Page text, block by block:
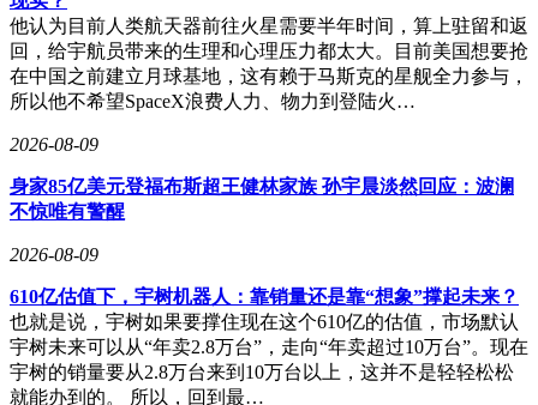
续纠纷概率。对于补偿方案等关键文件，建议交由法律顾问或
专业机构审核，确保程序合法、条款严谨。
某制造业企业的实践提供了可借鉴的案例。该企业因国际订单
减少，生产线闲置率超60%，需与20余名员工协商终止合同。
程留痕化、方案个性化”策略，在15天内完成全部协议签署，
节省补偿费用约150万元，同时规避了15起潜在仲裁申请。该
案例表明，科学规划与有效沟通是平衡企业成本与员工权益的
关键。
他认为目前人类航天器前往火星需要半年时间，算上驻留和返
回，给宇航员带来的生理和心理压力都太大。目前美国想要抢
在中国之前建立月球基地，这有赖于马斯克的星舰全力参与，
所以他不希望SpaceX浪费人力、物力到登陆火…
2026-08-09
身家85亿美元登福布斯超王健林家族 孙宇晨淡然回应：波澜
不惊唯有警醒
2026-08-09
610亿估值下，宇树机器人：靠销量还是靠“想象”撑起未来？
也就是说，宇树如果要撑住现在这个610亿的估值，市场默认
宇树未来可以从“年卖2.8万台”，走向“年卖超过10万台”。现在
宇树的销量要从2.8万台来到10万台以上，这并不是轻轻松松
就能办到的。 所以，回到最…